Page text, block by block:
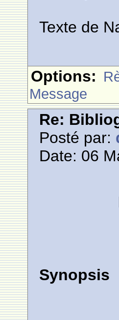
Texte de
Options:
Message
Re:
Posté par:
Date: 06
Synopsis